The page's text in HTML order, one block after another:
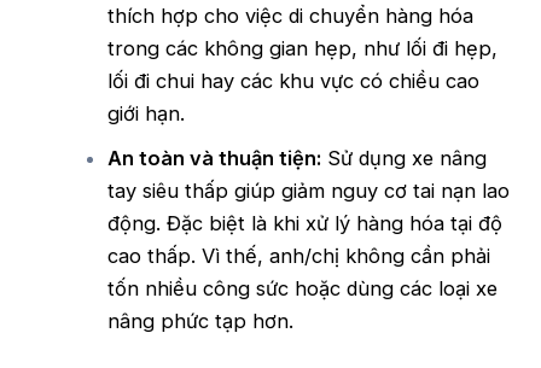
thích hợp cho việc di chuyển hàng hóa
trong các không gian hẹp, như lối đi hẹp,
lối đi chui hay các khu vực có chiều cao
giới hạn.
An toàn và thuận tiện: Sử dụng xe nâng
tay siêu thấp giúp giảm nguy cơ tai nạn lao
động. Đặc biệt là khi xử lý hàng hóa tại độ
cao thấp. Vì thế, anh/chị không cần phải
tốn nhiều công sức hoặc dùng các loại xe
nâng phức tạp hơn.